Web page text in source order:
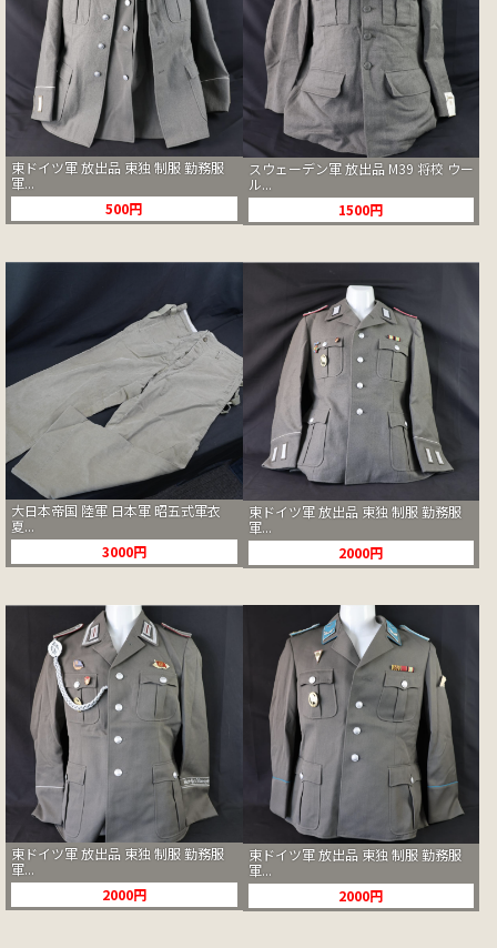
東ドイツ軍 放出品 東独 制服 勤務服
軍...
500円
スウェーデン軍 放出品 M39 将校 ウー
ル...
1500円
大日本帝国 陸軍 日本軍 昭五式軍衣
夏...
3000円
東ドイツ軍 放出品 東独 制服 勤務服
軍...
2000円
東ドイツ軍 放出品 東独 制服 勤務服
軍...
2000円
東ドイツ軍 放出品 東独 制服 勤務服
軍...
2000円